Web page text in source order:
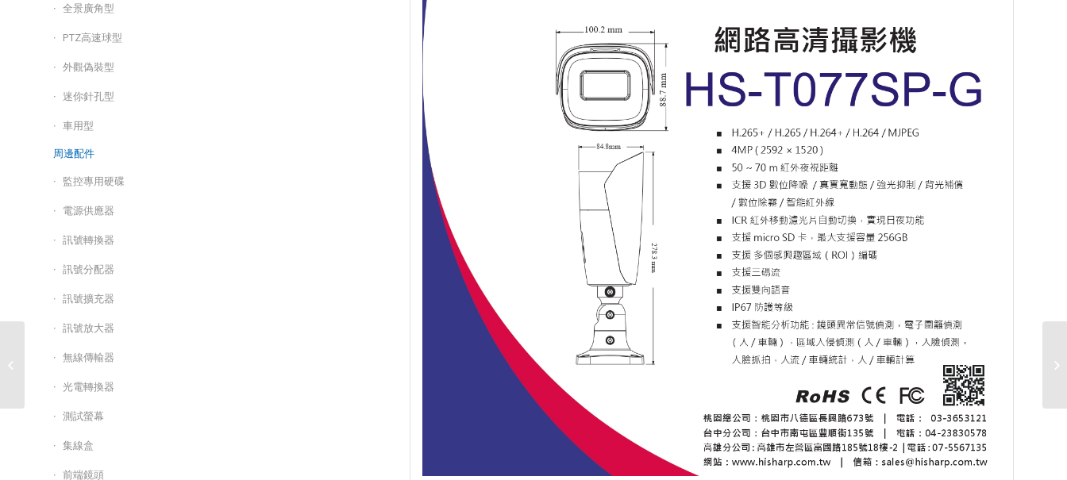
全景廣角型
PTZ高速球型
外觀偽裝型
迷你針孔型
車用型
周邊配件
監控專用硬碟
電源供應器
訊號轉換器
訊號分配器
訊號擴充器
訊號放大器
無線傳輸器
光電轉換器
測試螢幕
集線盒
前端鏡頭
網路高清攝影機/HS-